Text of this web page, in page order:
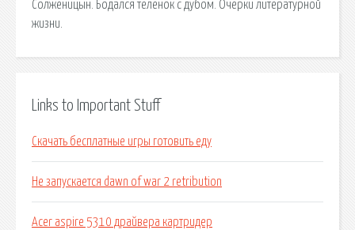
Солженицын. Бодался теленок с дубом. Очерки литературной
жизни.
Links to Important Stuff
Скачать бесплатные игры готовить еду
Не запускается dawn of war 2 retribution
Acer aspire 5310 драйвера картридер